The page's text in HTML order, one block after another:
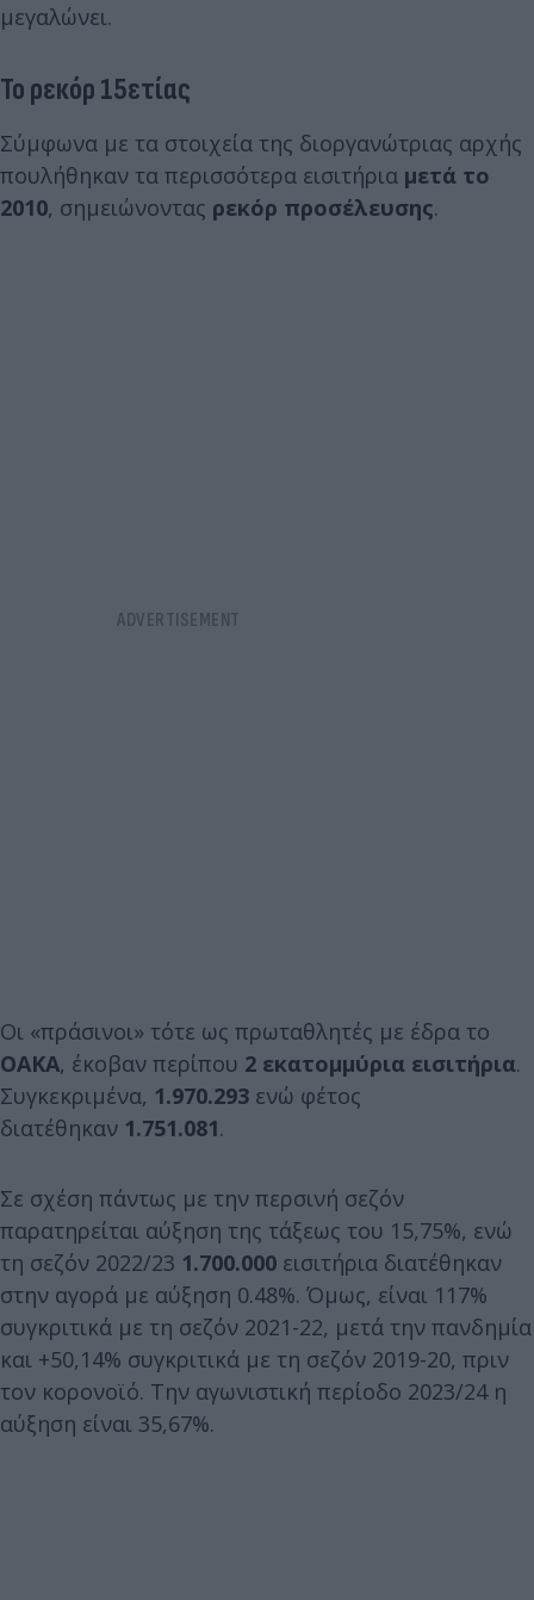
μεγαλώνει.
Το ρεκόρ 15ετίας
Σύμφωνα με τα στοιχεία της διοργανώτριας αρχής
πουλήθηκαν τα περισσότερα εισιτήρια μετά το
2010, σημειώνοντας ρεκόρ προσέλευσης.
Οι «πράσινοι» τότε ως πρωταθλητές με έδρα το
ΟΑΚΑ, έκοβαν περίπου 2 εκατομμύρια εισιτήρια.
Συγκεκριμένα, 1.970.293 ενώ φέτος
διατέθηκαν 1.751.081.
Σε σχέση πάντως με την περσινή σεζόν
παρατηρείται αύξηση της τάξεως του 15,75%, ενώ
τη σεζόν 2022/23 1.700.000 εισιτήρια διατέθηκαν
στην αγορά με αύξηση 0.48%. Όμως, είναι 117%
συγκριτικά με τη σεζόν 2021-22, μετά την πανδημία
και +50,14% συγκριτικά με τη σεζόν 2019-20, πριν
τον κορονοϊό. Την αγωνιστική περίοδο 2023/24 η
αύξηση είναι 35,67%.